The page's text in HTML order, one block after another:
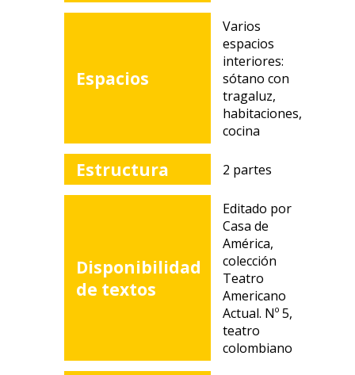
Espacios
Varios
espacios
interiores:
sótano con
tragaluz,
habitaciones,
cocina
Estructura 2 partes
Disponibilidad
de textos
Editado por
Casa de
América,
colección
Teatro
Americano
Actual. Nº 5,
teatro
colombiano